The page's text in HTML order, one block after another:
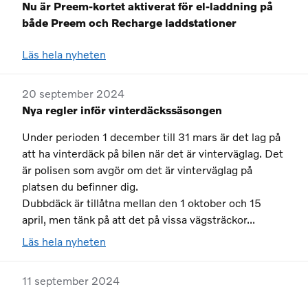
Nu är Preem-kortet aktiverat för el-laddning på
både Preem och Recharge laddstationer
Läs hela nyheten
20 september 2024
Nya regler inför vinterdäckssäsongen
Under perioden 1 december till 31 mars är det lag på
att ha vinterdäck på bilen när det är vinterväglag. Det
är polisen som avgör om det är vinterväglag på
platsen du befinner dig.
Dubbdäck är tillåtna mellan den 1 oktober och 15
april, men tänk på att det på vissa vägsträckor...
Läs hela nyheten
11 september 2024